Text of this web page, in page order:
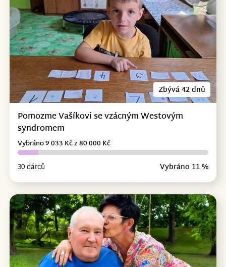
Zbývá 42 dnů
Pomozme Vašíkovi se vzácným Westovým
syndromem
30 dárců Vybráno 11 %
Vybráno 9 033 Kč z 80 000 Kč